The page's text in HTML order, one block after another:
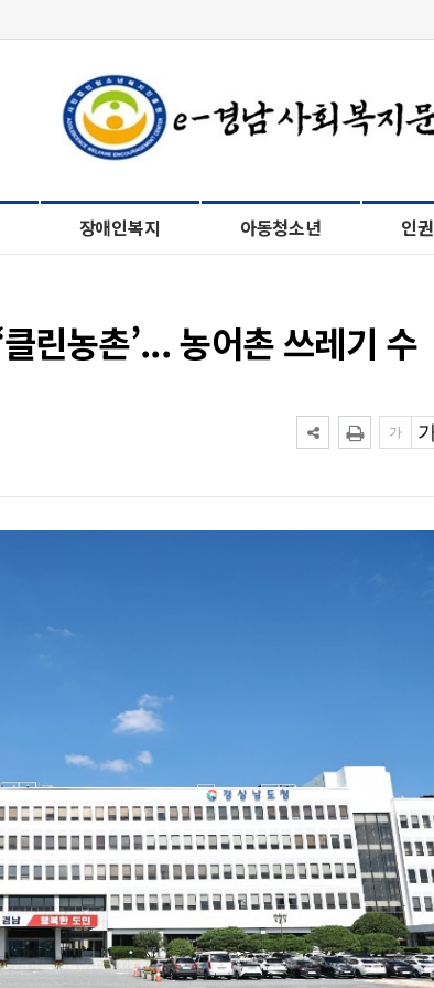
장애인복지 아동청소년 인권
린농촌’... 농어촌 쓰레기 수